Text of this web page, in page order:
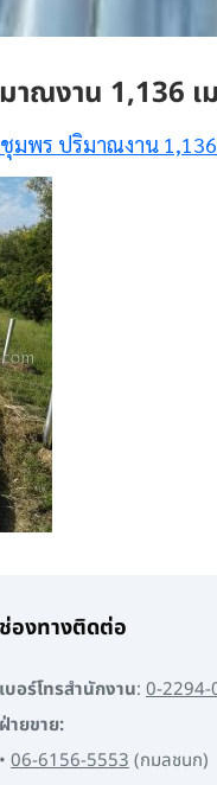
าณงาน 1,136 เ
มพร ปริมาณงาน 1,136
ช่องทางติดต่อ
เบอร์โทรสำนักงาน: 0-
ฝ่ายขาย:
• 06-6156-5553 (กมลชนก)